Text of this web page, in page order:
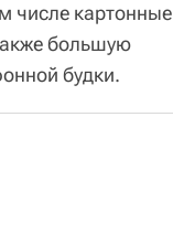
числе картонные
большую
будки.